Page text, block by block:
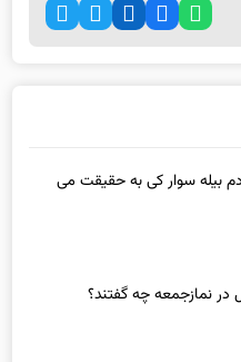
بیله سوار کی به حقیقت می
در نمازجمعه چه گفتند؟